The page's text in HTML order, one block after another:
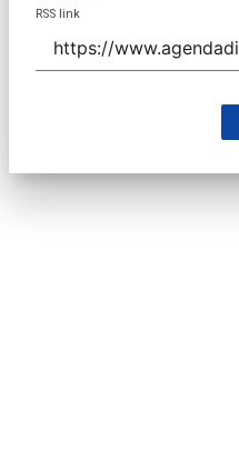
RSS link